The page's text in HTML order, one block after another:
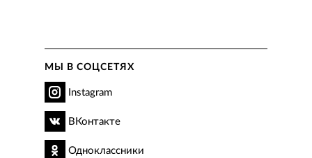
МЫ В СОЦСЕТЯХ
Instagram
ВКонтакте
Одноклассники